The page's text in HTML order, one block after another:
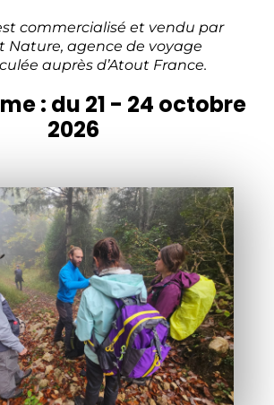
commercialisé et vendu par
Nature, agence de voyage
auprès d’Atout France.
: du 21 - 24 octobre
2026